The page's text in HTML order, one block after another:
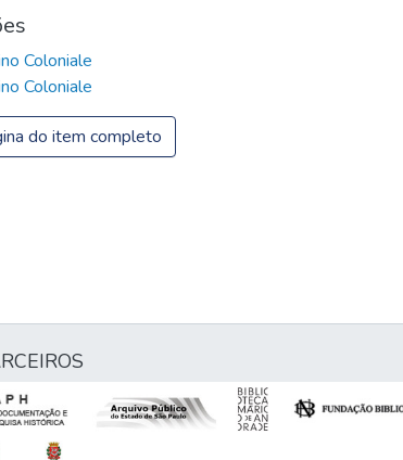
Coloniale
Coloniale
do item completo